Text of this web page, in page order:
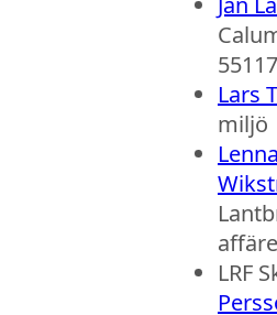
Lars
miljö
LRF